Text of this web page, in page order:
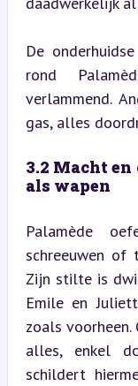
De
rond
verlammend.
gas, alles
3.2 Macht
als wapen
Palamède
schreeuwen of
Zijn stilte is
Emile en
zoals
alles, enkel
schildert